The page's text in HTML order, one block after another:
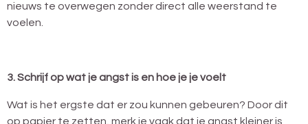
nieuws te overwegen zonder direct alle weerstand te
voelen.
3. Schrijf op wat je angst is en hoe je je voelt
Wat is het ergste dat er zou kunnen gebeuren? Door dit
op papier te zetten, merk je vaak dat je angst kleiner is